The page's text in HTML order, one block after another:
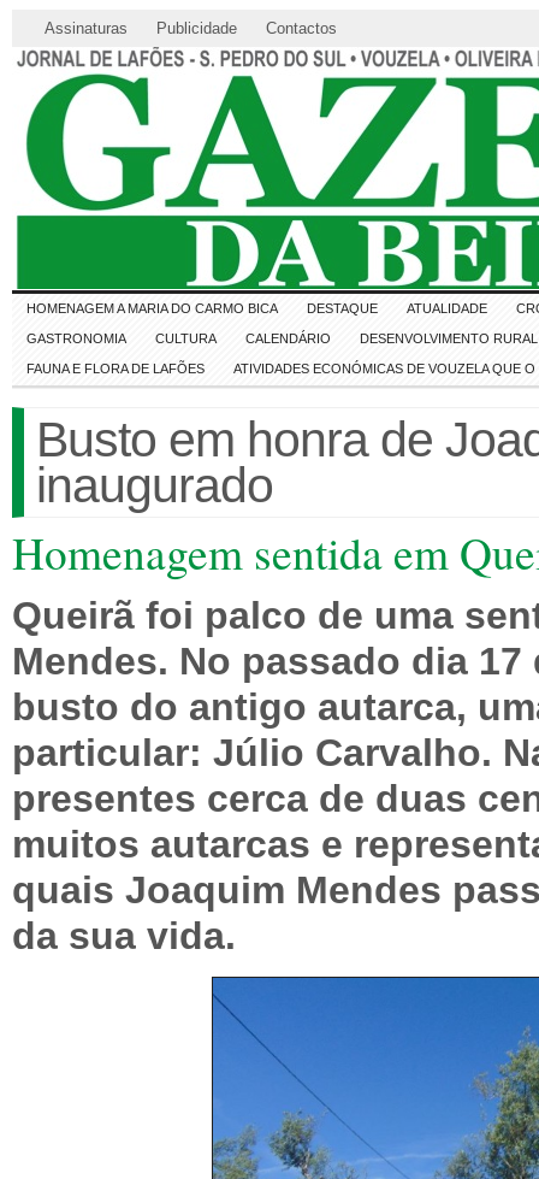
Assinaturas Publicidade Contactos
HOMENAGEM A MARIA DO CARMO BICA DESTAQUE ATUALIDADE
GASTRONOMIA CULTURA CALENDÁRIO DESENVOLVIMENTO RURAL
FAUNA E FLORA DE LAFÕES ATIVIDADES ECONÓMICAS DE VOUZELA QUE
Busto em honra de
inaugurado
Homenagem sentida em
Queirã foi palco de uma
Mendes. No passado dia
busto do antigo autarca,
particular: Júlio Carvalho.
presentes cerca de duas
muitos autarcas e
quais Joaquim Mendes
da sua vida.